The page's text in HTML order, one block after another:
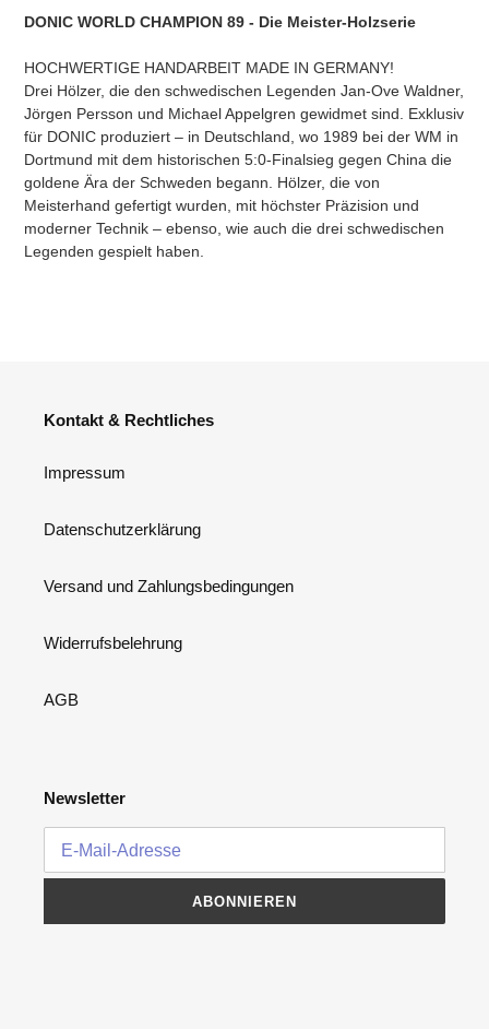
DONIC WORLD CHAMPION 89 - Die Meister-Holzserie
HOCHWERTIGE HANDARBEIT MADE IN GERMANY!
Drei Hölzer, die den schwedischen Legenden Jan-Ove Waldner,
Jörgen Persson und Michael Appelgren gewidmet sind. Exklusiv
für DONIC produziert – in Deutschland, wo 1989 bei der WM in
Dortmund mit dem historischen 5:0-Finalsieg gegen China die
goldene Ära der Schweden begann. Hölzer, die von
Meisterhand gefertigt wurden, mit höchster Präzision und
moderner Technik – ebenso, wie auch die drei schwedischen
Legenden gespielt haben.
Kontakt & Rechtliches
Impressum
Datenschutzerklärung
Versand und Zahlungsbedingungen
Widerrufsbelehrung
AGB
Newsletter
ABONNIEREN